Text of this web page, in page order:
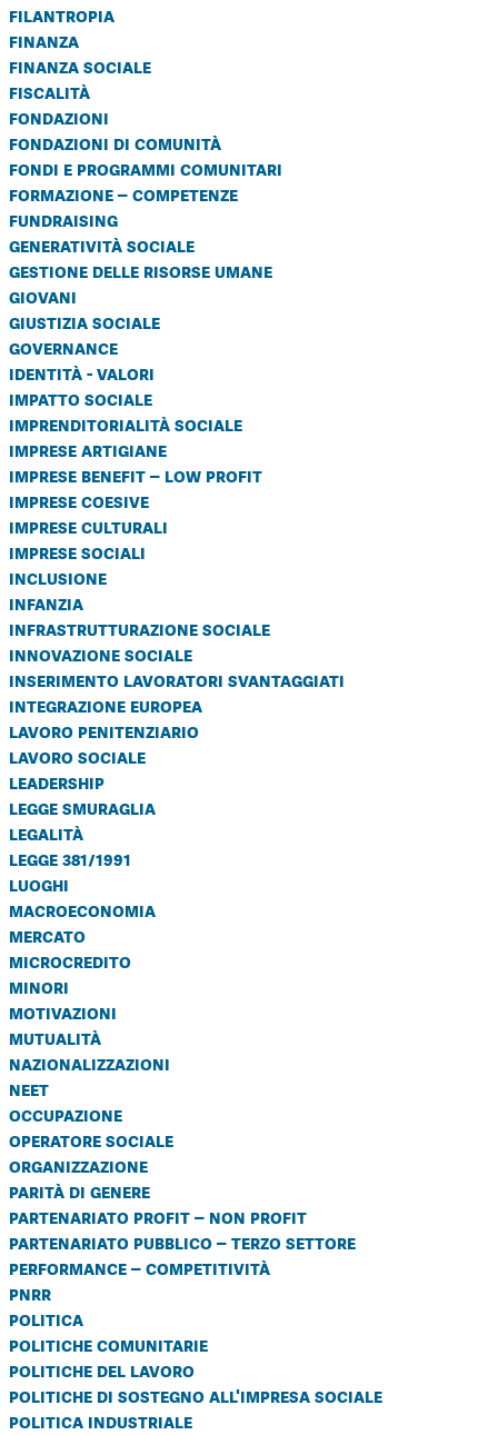
filantropia
finanza
finanza sociale
fiscalità
fondazioni
fondazioni di comunità
fondi e programmi comunitari
formazione – competenze
fundraising
generatività sociale
gestione delle risorse umane
giovani
giustizia sociale
governance
identità - valori
impatto sociale
imprenditorialità sociale
imprese artigiane
imprese benefit – low profit
imprese coesive
imprese culturali
imprese sociali
inclusione
infanzia
infrastrutturazione sociale
innovazione sociale
inserimento lavoratori svantaggiati
integrazione europea
lavoro penitenziario
lavoro sociale
leadership
legge smuraglia
legalità
legge 381/1991
luoghi
macroeconomia
mercato
microcredito
minori
motivazioni
mutualità
nazionalizzazioni
neet
occupazione
operatore sociale
organizzazione
parità di genere
partenariato profit – non profit
partenariato pubblico – terzo settore
performance – competitività
pnrr
politica
politiche comunitarie
politiche del lavoro
politiche di sostegno all'impresa sociale
politica industriale